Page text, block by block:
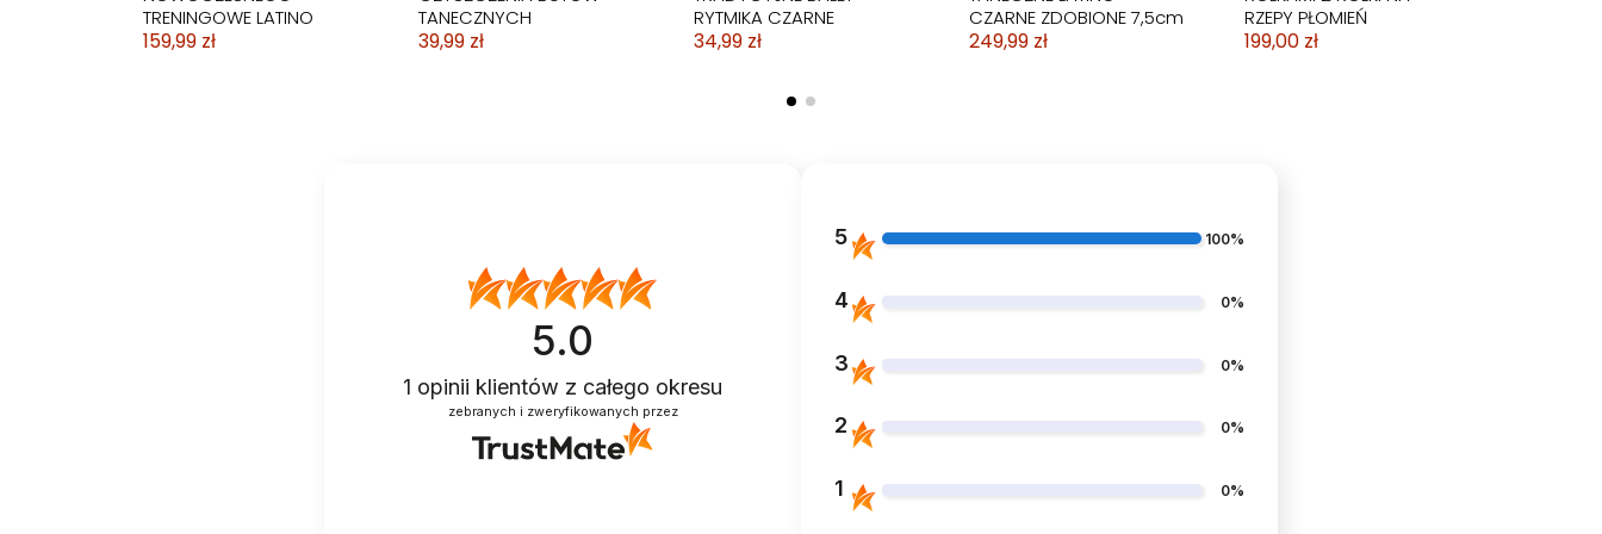
TRENINGOWE LATINO
159,99 zł
TANECZNYCH
39,99 zł
RYTMIKA CZARNE
34,99 zł
CZARNE ZDOBIONE 7,5cm
249,99 zł
RZEPY PŁOMIEŃ
199,00 zł
BALETKI DO TAŃCA NA
BALET RYTMIKE CZARNE
BALETKI DO TAŃCA
RYTMIKA RÓŻOWE
5.0
1 opinii klientów z całego okresu
zebranych i zweryfikowanych przez
5 100%
4 0%
3 0%
2 0%
1 0%